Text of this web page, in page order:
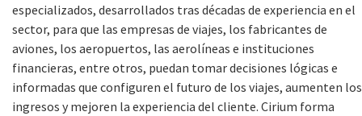
especializados, desarrollados tras décadas de experiencia en el
sector, para que las empresas de viajes, los fabricantes de
aviones, los aeropuertos, las aerolíneas e instituciones
financieras, entre otros, puedan tomar decisiones lógicas e
informadas que configuren el futuro de los viajes, aumenten los
ingresos y mejoren la experiencia del cliente. Cirium forma